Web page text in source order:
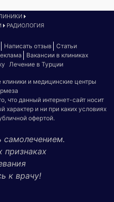
РАДИОЛОГИЯ
Написать отзыв
Статьи
Вакансии в клиниках
Лечение в Турции
и медицинские центры
что данный интернет-сайт носит
и ни при каких условиях
офертой.
самолечением.
признаках
к врачу!